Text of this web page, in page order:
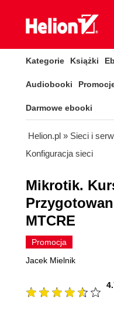
Kategorie Książki
Audiobooki
Darmowe ebooki
Helion.pl » Sieci i
Konfiguracja sieci
Mikrotik.
MTCRE
Promocja
Jacek Mielnik